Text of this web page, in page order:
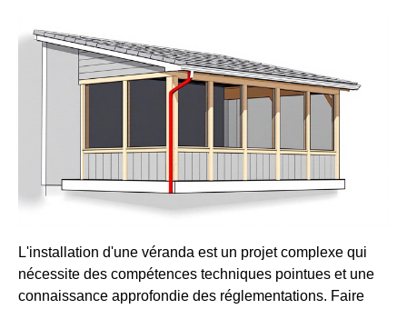
L'installation d'une véranda est un projet complexe qui
nécessite des compétences techniques pointues et une
connaissance approfondie des réglementations. Faire